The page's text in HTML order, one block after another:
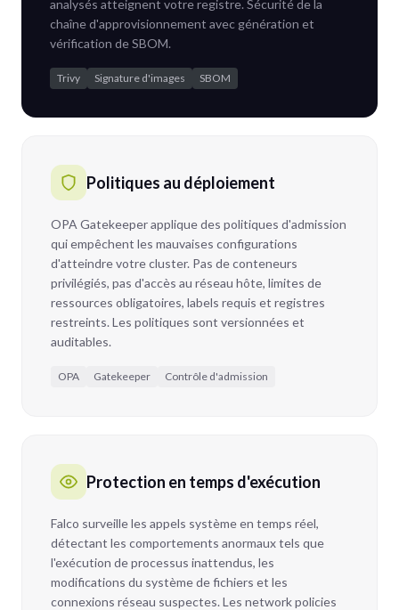
analysés atteignent votre registre. Sécurité de la
chaîne d'approvisionnement avec génération et
vérification de SBOM.
Trivy Signature d'images SBOM
Politiques au déploiement
OPA Gatekeeper applique des politiques d'admission
qui empêchent les mauvaises configurations
d'atteindre votre cluster. Pas de conteneurs
privilégiés, pas d'accès au réseau hôte, limites de
ressources obligatoires, labels requis et registres
restreints. Les politiques sont versionnées et
auditables.
OPA Gatekeeper Contrôle d'admission
Protection en temps d'exécution
Falco surveille les appels système en temps réel,
détectant les comportements anormaux tels que
l'exécution de processus inattendus, les
modifications du système de fichiers et les
connexions réseau suspectes. Les network policies